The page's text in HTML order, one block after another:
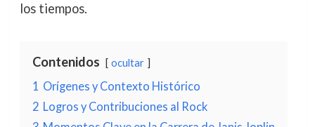
los tiempos.
Contenidos ocultar
1 Orígenes y Contexto Histórico
2 Logros y Contribuciones al Rock